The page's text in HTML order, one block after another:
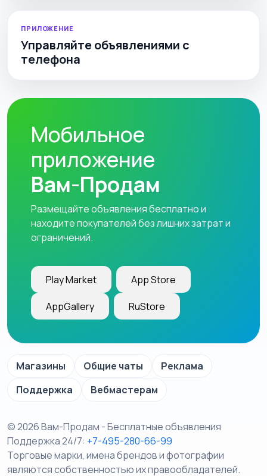
ПРИЛОЖЕНИЕ
Управляйте объявлениями с
телефона
Мобильное
приложение
Вам-Продам
Размещайте объявления бесплатно и
находите покупателей без лишних затрат и
ограничений.
Play Market App Store
AppGallery RuStore
Магазины Общие чаты
Реклама
Поддержка
Вебмастерам
© 2026 Вам-Продам - Бесплатные объявления
Поддержка 24/7: +7-495-280-66-99
Торговые марки, имена брендов и фотографии
являются собственностью их правообладателей.